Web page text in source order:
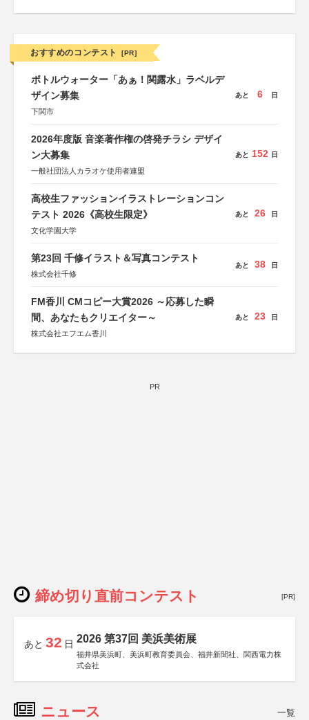
おすすめのコンテスト [PR]
ボトルウォーター「あぁ！関露水」ラベルデ
ザイン募集
下関市
あと 6 日
2026年度版 音楽著作権の啓発チラシ デザイ
ン大募集
一般社団法人カラオケ使用者連盟
あと 152 日
高校生ファッションイラストレーションコン
テスト 2026《高校生限定》
文化学園大学
あと 26 日
第23回 千修イラスト＆写真コンテスト
株式会社千修
あと 38 日
FM香川 CMコピー大賞2026 ～応募した瞬
間、あなたもクリエイター～
株式会社エフエム香川
あと 23 日
PR
締め切り直前コンテスト [PR]
あと 32 日 2026 第37回 美浜美術展
福井県美浜町、美浜町教育委員会、福井新聞社、関西電力株
式会社
ニュース 一覧